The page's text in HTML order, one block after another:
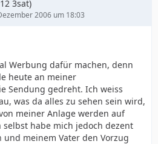
3sat)
2006 um 18:03
Werbung dafür machen, denn
heute an meiner
Sendung gedreht. Ich weiss
was da alles zu sehen sein wird,
meiner Anlage werden auf
selbst habe mich jedoch dezent
meinem Vater den Vorzug